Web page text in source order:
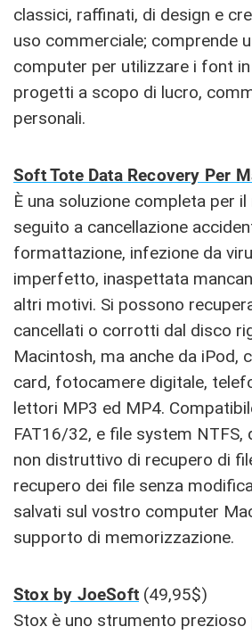
classici, raffinati, di design e
uso commerciale; comprende
computer per utilizzare i font
progetti a scopo di lucro,
personali.
Soft Tote Data Recovery Per
È una soluzione completa per
seguito a cancellazione
formattazione, infezione da
imperfetto, inaspettata
altri motivi. Si possono
cancellati o corrotti dal disco
Macintosh, ma anche da iPod,
card, fotocamere digitale,
lettori MP3 ed MP4.
FAT16/32, e file system
non distruttivo di recupero di
recupero dei file senza
salvati sul vostro computer
supporto di memorizzazione.
Stox by JoeSoft (49,95$)
Stox è uno strumento prezioso